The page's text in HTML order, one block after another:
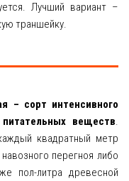
Лучший вариант –
траншейку.
– сорт интенсивного
веществ.
квадратный метр
перегноя либо
пол-литра древесной